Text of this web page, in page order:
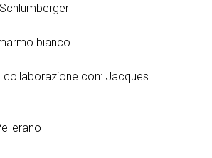
bianco
collaborazione con: Jacques